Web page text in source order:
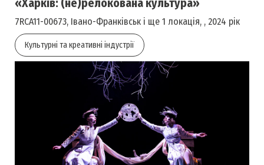
«Харків: (не)релокована культура»
7RCA11-00673, Івано-Франківськ і ще 1 локація, , 2024 рік
Культурні та креативні індустрії